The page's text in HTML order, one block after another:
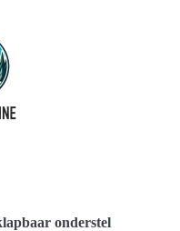
onderstel